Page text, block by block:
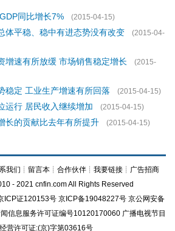
同比增长7%
(2015-04-15)
体平稳、稳中有进态势没有改变
(2015-04-
增速有所放缓 市场销售稳定增长
(2015-
稳定 工业生产增速有所回落
(2015-04-15)
运行 居民收入继续增加
(2015-04-15)
长的贡献比去年有所提升 (2015-04-15)
我们 ┊ 留言本 ┊ 合作伙伴 ┊ 我要链接 ┊ 广告招商
- 2021 cnfin.com All Rights Reserved
ICP证120153号 京ICP备19048227号 京公网安备
信息服务许可证编号10120170060 广播电视节目
营许可证:(京)字第03616号